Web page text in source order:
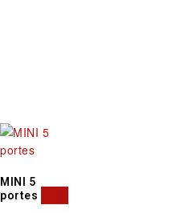
MINI 5
portes